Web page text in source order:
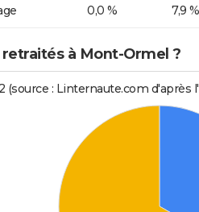
0,0 % 7,9 %
à Mont-Ormel ?
(source : Linternaute.com d'après